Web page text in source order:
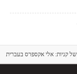
קניות: אלי אקספרס בעברית